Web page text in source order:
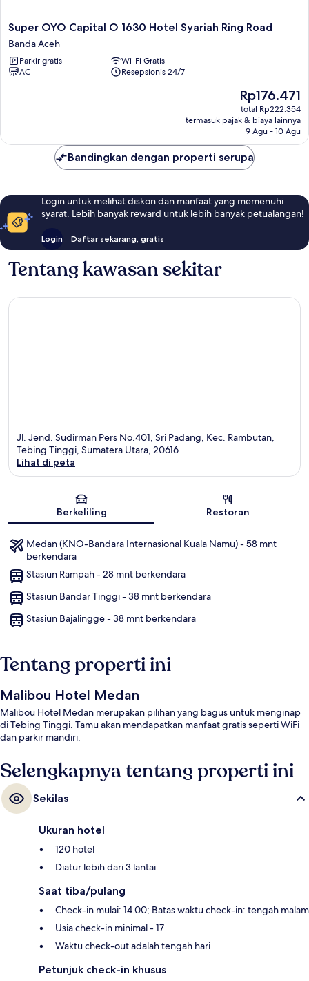
Super
OYO
Capital
O
1630
Super OYO Capital O 1630 Hotel Syariah Ring Road
Banda Aceh
Parkir gratis
Wi-Fi Gratis
AC
Resepsionis 24/7
Harga
sekarang
Rp176.471
Rp176.471
total Rp222.354
termasuk pajak & biaya lainnya
9 Agu - 10 Agu
Bandingkan dengan properti serupa
Login untuk melihat diskon dan manfaat yang memenuhi
syarat. Lebih banyak reward untuk lebih banyak petualangan!
Login Daftar sekarang, gratis
Tentang kawasan sekitar
Jl. Jend. Sudirman Pers No.401, Sri Padang, Kec. Rambutan,
Tebing Tinggi, Sumatera Utara, 20616
Lihat di peta
Berkeliling Restoran
Medan (KNO-Bandara Internasional Kuala Namu) - 58 mnt
berkendara
Stasiun Rampah - 28 mnt berkendara
Stasiun Bandar Tinggi - 38 mnt berkendara
Stasiun Bajalingge - 38 mnt berkendara
Tentang properti ini
Malibou Hotel Medan
Malibou Hotel Medan merupakan pilihan yang bagus untuk menginap
di Tebing Tinggi. Tamu akan mendapatkan manfaat gratis seperti WiFi
dan parkir mandiri.
Selengkapnya tentang properti ini
Sekilas
Ukuran hotel
120 hotel
Diatur lebih dari 3 lantai
Saat tiba/pulang
Check-in mulai: 14.00; Batas waktu check-in: tengah malam
Usia check-in minimal - 17
Waktu check-out adalah tengah hari
Petunjuk check-in khusus